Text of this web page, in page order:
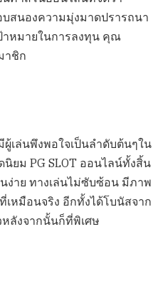
สนองความมุ่งมาดปรารถนา
หมายในการลงทุน คุณ
าชิก
ผู้เล่นพึงพอใจเป็นลำดับต้นๆใน
นิยม PG SLOT ออนไลน์ทั้งสิ้น
นง่าย ทางเล่นไม่ซับซ้อน มีภาพ
เหมือนจริง อีกทั้งได้โบนัสจาก
หลังจากนั้นก็ที่พิเศษ